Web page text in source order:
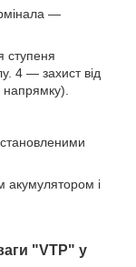
—
ступеня
4 — захист від
акумулятором і
"VTP" у